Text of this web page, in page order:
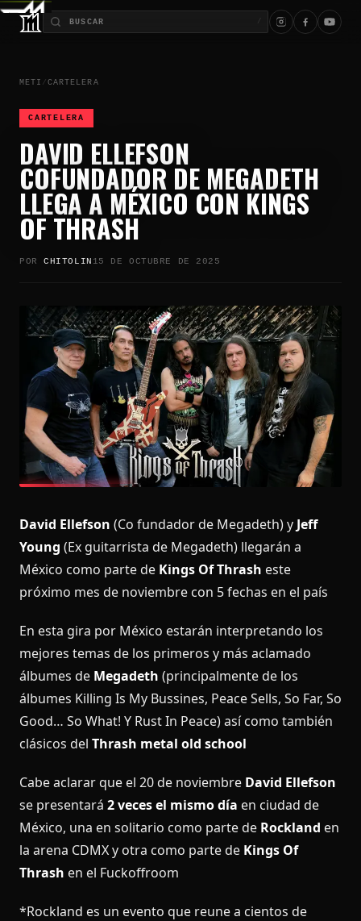
METI /CARTELERA
CARTELERA
DAVID ELLEFSON
COFUNDADOR DE MEGADETH
LLEGA A MÉXICO CON KINGS
OF THRASH
POR CHITOLIN 15 DE OCTUBRE DE 2025
David Ellefson (Co fundador de Megadeth) y Jeff
Young (Ex guitarrista de Megadeth) llegarán a
México como parte de Kings Of Thrash este
próximo mes de noviembre con 5 fechas en el país
En esta gira por México estarán interpretando los
mejores temas de los primeros y más aclamado
álbumes de Megadeth (principalmente de los
álbumes Killing Is My Bussines, Peace Sells, So Far, So
Good… So What! Y Rust In Peace) así como también
clásicos del Thrash metal old school
Cabe aclarar que el 20 de noviembre David Ellefson
se presentará 2 veces el mismo día en ciudad de
México, una en solitario como parte de Rockland en
la arena CDMX y otra como parte de Kings Of
Thrash en el Fuckoffroom
*Rockland es un evento que reune a cientos de